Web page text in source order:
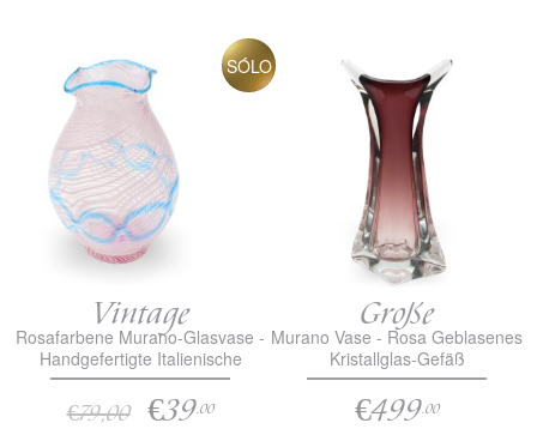
SÓLO
Vintage
Rosafarbene Murano-Glasvase -
Handgefertigte Italienische
Glaskunst-Dekoration
€79,00€39.00
Große
Murano Vase - Rosa Geblasenes
Kristallglas-Gefäß
€499.00